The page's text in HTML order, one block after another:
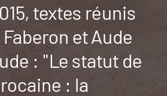
textes réunis
et Aude
: "Le statut de
: la